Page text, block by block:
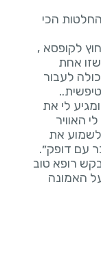
הכי
לקופסא ,
אחת
לעבור
לי את
האוויר
לשמוע את
רופא טוב
האמונה